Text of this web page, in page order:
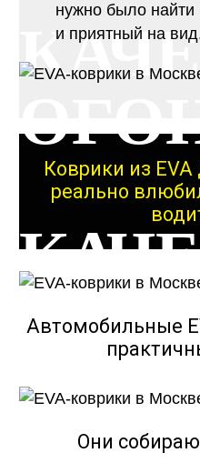
нужно было найти
и приятный на
Коврики из
реально
Автомобильные
Они